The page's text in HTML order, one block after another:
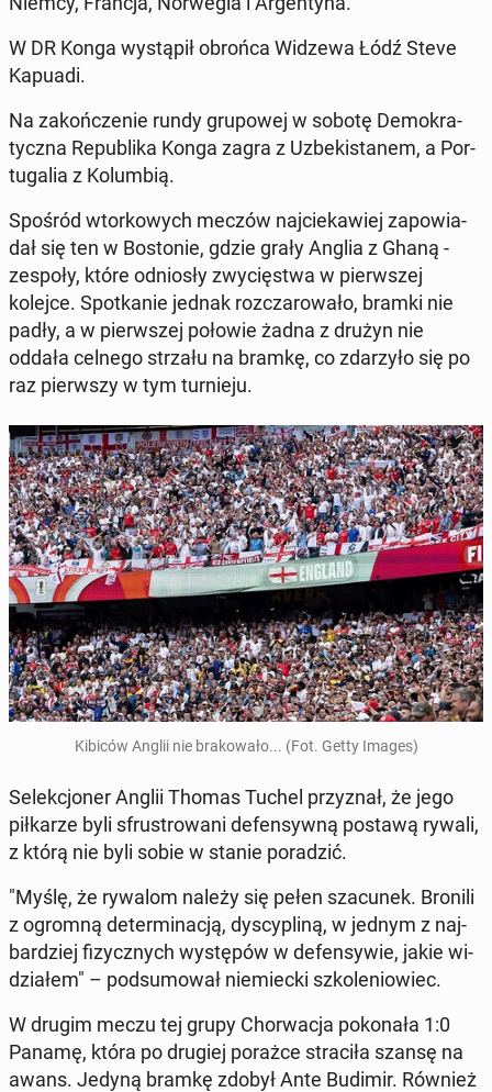
W DR Konga wy­stą­pił obrońca Widzewa Łódź Steve
Kapuadi.
Na za­koń­cze­nie rundy gru­po­wej w sobotę De­mo­kra­
tycz­na Re­pu­bli­ka Konga zagra z Uz­be­ki­sta­nem, a Por­
tu­ga­lia z Ko­lum­bią.
Spośród wtor­ko­wych meczów naj­cie­ka­wiej za­po­wia­
dał się ten w Bo­sto­nie, gdzie grały Anglia z Ghaną -
zespoły, które od­nio­sły zwy­cię­stwa w pierw­szej
kolejce. Spo­tka­nie jednak roz­cza­ro­wa­ło, bramki nie
padły, a w pierw­szej połowie żadna z drużyn nie
oddała celnego strzału na bramkę, co zda­rzy­ło się po
raz pierw­szy w tym tur­nie­ju.
Kibiców Anglii nie bra­ko­wa­ło... (Fot. Getty Images)
Se­lek­cjo­ner Anglii Thomas Tuchel przy­znał, że jego
pił­ka­rze byli sfru­stro­wa­ni de­fen­syw­ną postawą rywali,
z którą nie byli sobie w stanie po­ra­dzić.
"Myślę, że rywalom należy się pełen sza­cu­nek. Bronili
z ogromną de­ter­mi­na­cją, dys­cy­pli­ną, w jednym z naj­
bar­dziej fi­zycz­nych wy­stę­pów w de­fen­sy­wie, jakie wi­
dzia­łem" – pod­su­mo­wał nie­miec­ki szko­le­nio­wiec.
W drugim meczu tej grupy Chor­wa­cja po­ko­na­ła 1:0
Panamę, która po drugiej porażce stra­ci­ła szansę na
awans. Jedyną bramkę zdobył Ante Budimir. Również